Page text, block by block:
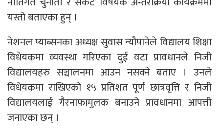
यस्तो बताएका हुन् ।
नेशनल प्याब्सनका अध्यक्ष सुवास न्यौपानेले विद्यालय शिक्षा
विधेयकमा व्यवस्था गरिएका दुई वटा प्रावधानले निजी
विद्यालयहरु सञ्चालनमा आउन नसक्ने बताए । उनले
विधेयकमा राखिएको १५ प्रतिशत पूर्ण छात्रवृत्ति र निजी
विद्यालयलाई गैरनाफामुलक बनाउने प्रावधानमा आपत्ती
जनाएका छन् ।